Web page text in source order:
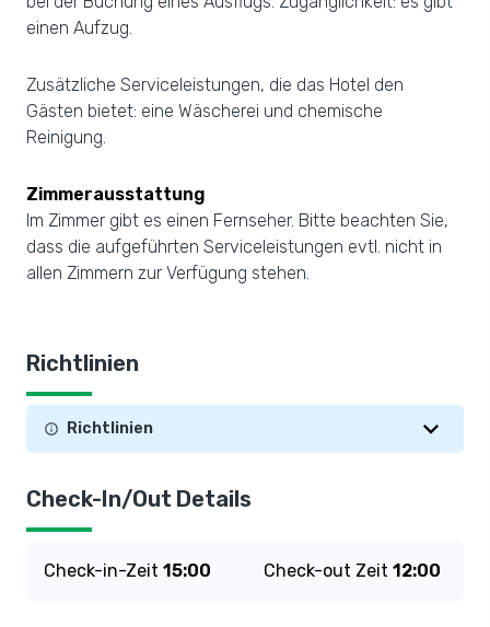
einen Aufzug.
Zusätzliche Serviceleistungen, die das Hotel den
Gästen bietet: eine Wäscherei und chemische
Reinigung.
Zimmerausstattung
Im Zimmer gibt es einen Fernseher. Bitte beachten Sie,
dass die aufgeführten Serviceleistungen evtl. nicht in
allen Zimmern zur Verfügung stehen.
Richtlinien
Richtlinien
Check-In/Out Details
Check-in-Zeit 15:00 Check-out Zeit 12:00